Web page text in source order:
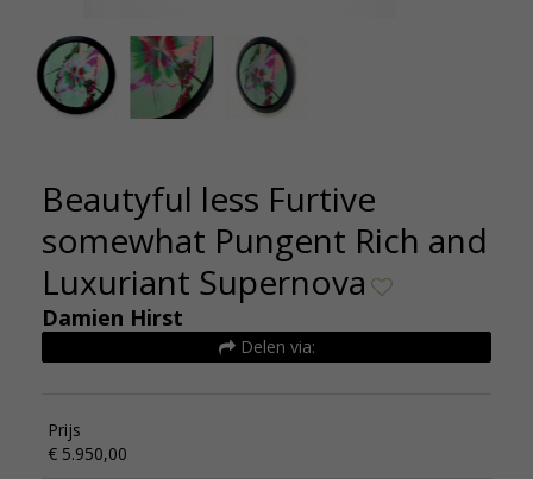
pungent Rich and Luxuriant Supernova- Painting
Originele print op linnen -2023 40cm-kunsthuizen
Beautyful less Furtive
somewhat Pungent Rich and
Luxuriant Supernova
Damien Hirst
Delen via:
Prijs
€ 5.950,00